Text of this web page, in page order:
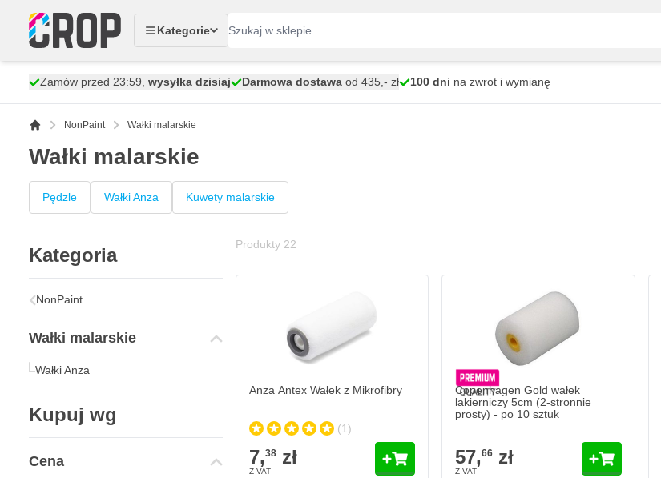
Kategorie
Zamów przed 23:59, wysyłka dzisiaj Darmowa dostawa od 435,- zł 100 dni na zwrot i wymianę
NonPaint Wałki malarskie
Wałki malarskie
Pędzle Wałki Anza Kuwety malarskie
Kategoria
NonPaint
Wałki malarskie
Wałki Anza
Kupuj wg
Cena
Produkty 22
Anza Antex Wałek z Mikrofibry
(1)
7,38zł
Copenhagen Gold wałek
lakierniczy 5cm (2-stronnie
prosty) - po 10 sztuk
57,66 zł